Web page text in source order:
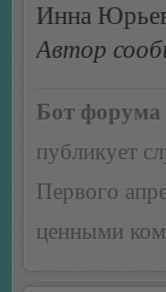
Инна
Автор
Бот форума
публикует
Первого
ценными